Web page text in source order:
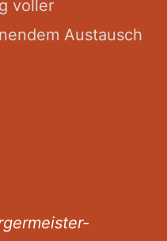
voller
Austausch